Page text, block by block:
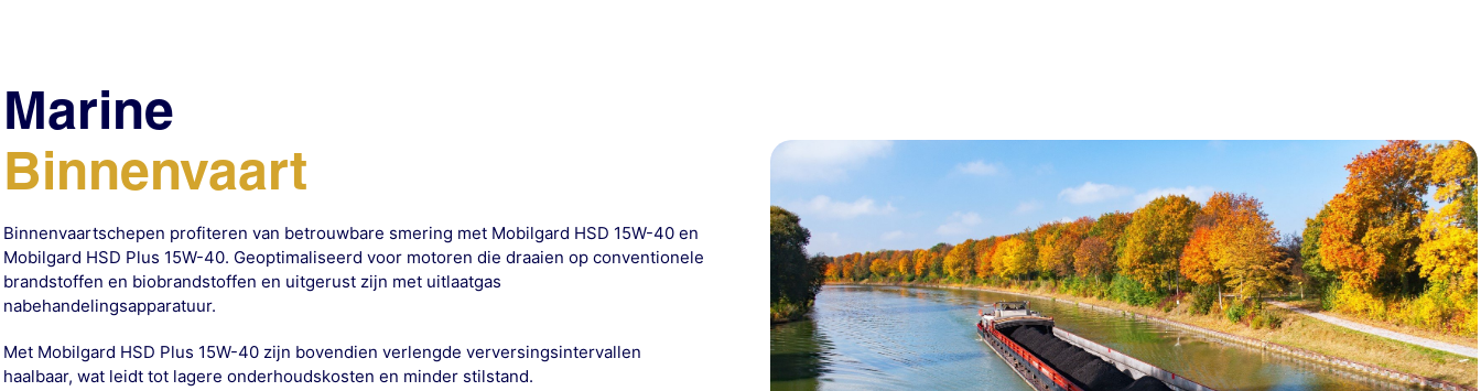
Marine
Binnenvaart
Binnenvaartschepen profiteren van betrouwbare smering met Mobilgard HSD 15W-40 en
Mobilgard HSD Plus 15W-40. Geoptimaliseerd voor motoren die draaien op conventionele
brandstoffen en biobrandstoffen en uitgerust zijn met uitlaatgas
nabehandelingsapparatuur.
Met Mobilgard HSD Plus 15W-40 zijn bovendien verlengde verversingsintervallen
haalbaar, wat leidt tot lagere onderhoudskosten en minder stilstand.